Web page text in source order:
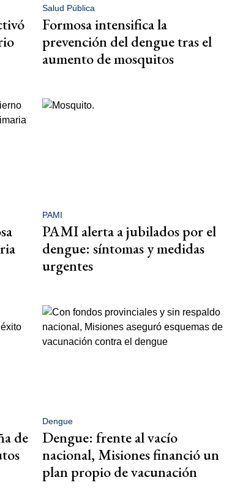
Salud Pública
Formosa intensifica la
prevención del dengue tras el
aumento de mosquitos
PAMI
PAMI alerta a jubilados por el
dengue: síntomas y medidas
urgentes
de
Dengue
Dengue: frente al vacío
nacional, Misiones financió un
plan propio de vacunación